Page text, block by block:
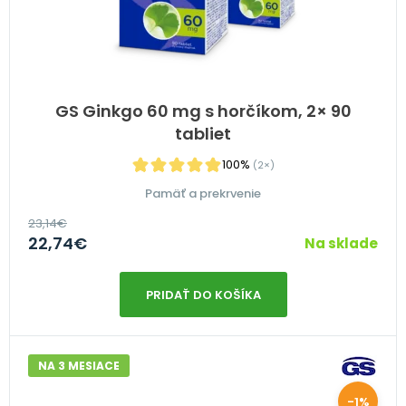
GS Ginkgo 60 mg s horčíkom, 2× 90
tabliet
100% (2×)
Pamäť a prekrvenie
23,14€
22,74€ Na sklade
PRIDAŤ DO KOŠÍKA
NA 3 MESIACE
-1%